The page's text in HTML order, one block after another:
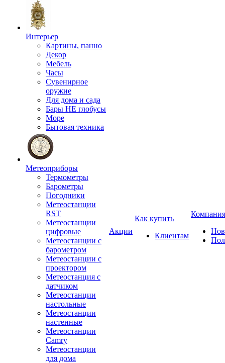
Интерьер
Картины, панно
Декор
Мебель
Часы
Сувенирное
оружие
Для дома и сада
Бары НЕ глобусы
Море
Бытовая техника
Метеоприборы
Термометры
Барометры
Погодники
Метеостанции
RST
Метеостанции
цифровые
Метеостанции с
барометром
Метеостанции с
проектором
Метеостанция с
датчиком
Метеостанции
настольные
Метеостанции
настенные
Метеостанции
Camry
Метеостанции
для дома
Акции
Как купить
Клиентам
Компания